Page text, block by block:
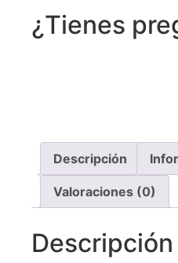
¿Tienes
Descripción
Valoraciones (0)
Descripción